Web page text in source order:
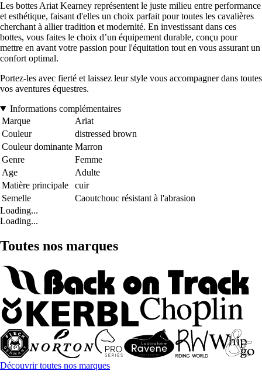
Les bottes Ariat Kearney représentent le juste milieu entre performance
et esthétique, faisant d'elles un choix parfait pour toutes les cavalières
cherchant à allier tradition et modernité. En investissant dans ces
bottes, vous faites le choix d’un équipement durable, conçu pour
mettre en avant votre passion pour l'équitation tout en vous assurant un
confort optimal.
Portez-les avec fierté et laissez leur style vous accompagner dans toutes
vos aventures équestres.
Informations complémentaires
Marque
Ariat
Couleur
distressed brown
Couleur dominante Marron
Genre
Femme
Age
Adulte
Matière principale
cuir
Semelle
Caoutchouc résistant à l'abrasion
Loading...
Loading...
Toutes nos marques
Découvrir toutes nos marques